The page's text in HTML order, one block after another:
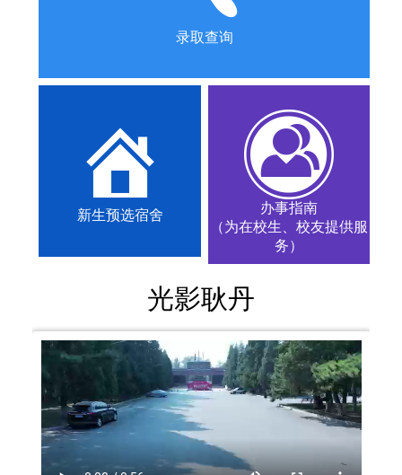
录取查询
新生预选宿舍
办事指南
（为在校生、校友提供服
务）
光影耿丹